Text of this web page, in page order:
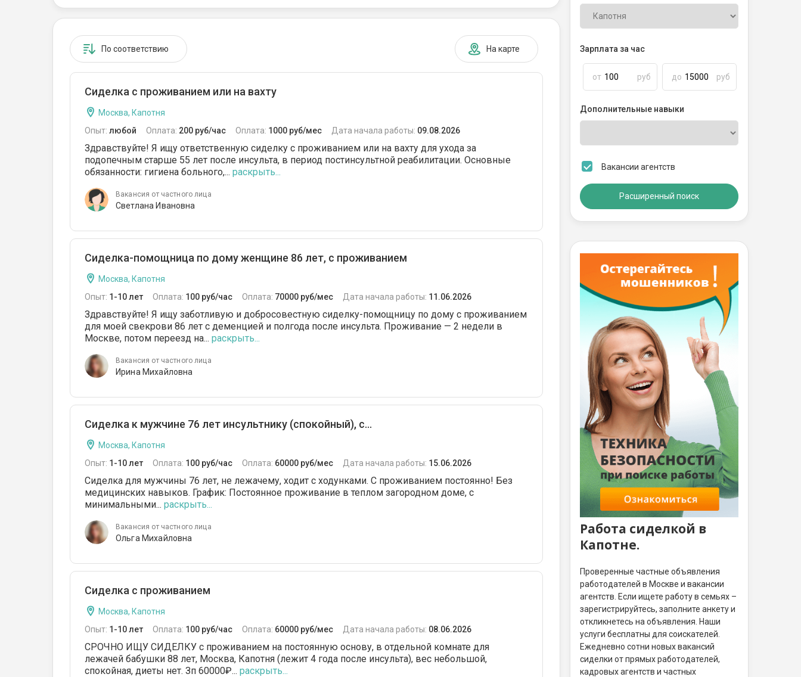
По соответствию На карте
Сиделка с проживанием или на вахту
Москва, Капотня
Опыт: любой Оплата: 200 руб/час Оплата: 1000 руб/мес Дата начала работы: 09.08.2026
Здравствуйте! Я ищу ответственную сиделку с проживанием или на вахту для ухода за
подопечным старше 55 лет после инсульта, в период постинсультной реабилитации. Основные
обязанности: гигиена больного,... раскрыть...
Вакансия от частного лица
Светлана Ивановна
Сиделка-помощница по дому женщине 86 лет, с проживанием
Москва, Капотня
Опыт: 1-10 лет Оплата: 100 руб/час Оплата: 70000 руб/мес Дата начала работы: 11.06.2026
Здравствуйте! Я ищу заботливую и добросовестную сиделку-помощницу по дому с проживанием
для моей свекрови 86 лет с деменцией и полгода после инсульта. Проживание — 2 недели в
Москве, потом переезд на... раскрыть...
Вакансия от частного лица
Ирина Михайловна
Сиделка к мужчине 76 лет инсультнику (спокойный), с...
Москва, Капотня
Опыт: 1-10 лет Оплата: 100 руб/час Оплата: 60000 руб/мес Дата начала работы: 15.06.2026
Сиделка для мужчины 76 лет, не лежачему, ходит с ходунками. С проживанием постоянно! Без
медицинских навыков. График: Постоянное проживание в теплом загородном доме, с
минимальными... раскрыть...
Вакансия от частного лица
Ольга Михайловна
Сиделка с проживанием
Москва, Капотня
Опыт: 1-10 лет Оплата: 100 руб/час Оплата: 60000 руб/мес Дата начала работы: 08.06.2026
СРОЧНО ИЩУ СИДЕЛКУ с проживанием на постоянную основу, в отдельной комнате для
лежачей бабушки 88 лет, Москва, Капотня (лежит 4 года после инсульта), вес небольшой,
спокойная, диеты нет. Зп 60000₽... раскрыть...
Зарплата за час
от руб до руб
Дополнительные навыки
Вакансии агентств
Расширенный поиск
Работа сиделкой в
Капотне.
Проверенные частные объявления
работодателей в Москве и вакансии
агентств. Если ищете работу в семьях –
зарегистрируйтесь, заполните анкету и
откликнетесь на объявления. Наши
услуги бесплатны для соискателей.
Ежедневно сотни новых вакансий
сиделки от прямых работодателей,
кадровых агентств и частных